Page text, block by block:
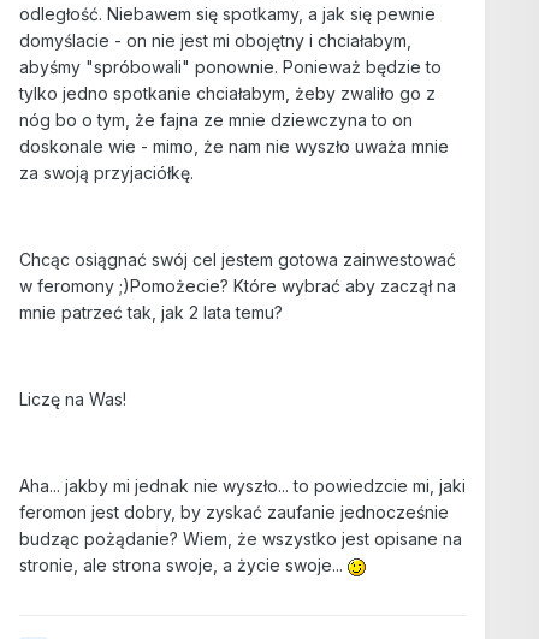
odległość. Niebawem się spotkamy, a jak się pewnie
domyślacie - on nie jest mi obojętny i chciałabym,
abyśmy "spróbowali" ponownie. Ponieważ będzie to
tylko jedno spotkanie chciałabym, żeby zwaliło go z
nóg bo o tym, że fajna ze mnie dziewczyna to on
doskonale wie - mimo, że nam nie wyszło uważa mnie
za swoją przyjaciółkę.
Chcąc osiągnać swój cel jestem gotowa zainwestować
w feromony ;)Pomożecie? Które wybrać aby zaczął na
mnie patrzeć tak, jak 2 lata temu?
Liczę na Was!
Aha... jakby mi jednak nie wyszło... to powiedzcie mi, jaki
feromon jest dobry, by zyskać zaufanie jednocześnie
budząc pożądanie? Wiem, że wszystko jest opisane na
stronie, ale strona swoje, a życie swoje...